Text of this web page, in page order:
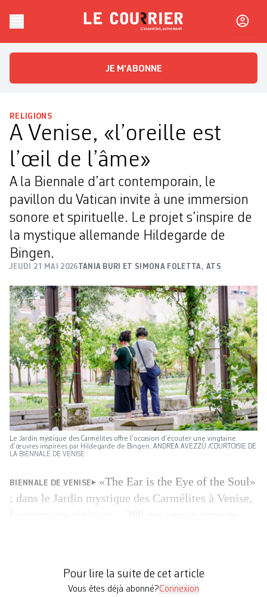
Le CourrierL'essentiel, autrement
JE M'ABONNE
RELIGIONS
A Venise, «l’oreille est
l’œil de l’âme»
A la Biennale d’art contemporain, le
pavillon du Vatican invite à une immersion
sonore et spirituelle. Le projet s’inspire de
la mystique allemande Hildegarde de
Bingen.
JEUDI 21 MAI 2026TANIA BURI ET SIMONA FOLETTA, ATS
Le Jardin mystique des Carmélites offre l’occasion d’écouter une vingtaine
d’œuvres inspirées par Hildegarde de Bingen. ANDREA AVEZZÙ /COURTOISIE DE
LA BIENNALE DE VENISE
BIENNALE DE VENISE
«The Ear is the Eye of the Soul»
: dans le Jardin mystique des Carmélites à Venise,
la musique de Brian […]
Pour lire la suite de cet article
Vous êtes déjà abonné?Connexion